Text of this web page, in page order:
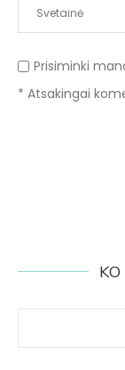
Prisiminki
* Atsakingai